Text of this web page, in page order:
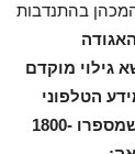
צ'חנובר, זוכה פרס נובל לכימיה לשנת 2004 המכהן בהתנדבות
האגודה
גילוי מוקדם
הטלפוני
המאויש 24 שעות ביממה בשיחת חינם לטלפון שמספרו 1800-